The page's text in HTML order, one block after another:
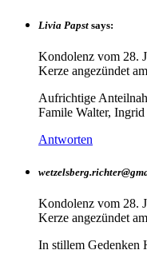
Livia Papst says:
Kondolenz vom 28.
Kerze angezündet am
Aufrichtige
Famile Walter,
Antworten
Kondolenz vom 28.
Kerze angezündet am
In stillem Gedenken